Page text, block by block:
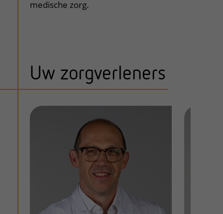
medische zorg.
Uw zorgverleners